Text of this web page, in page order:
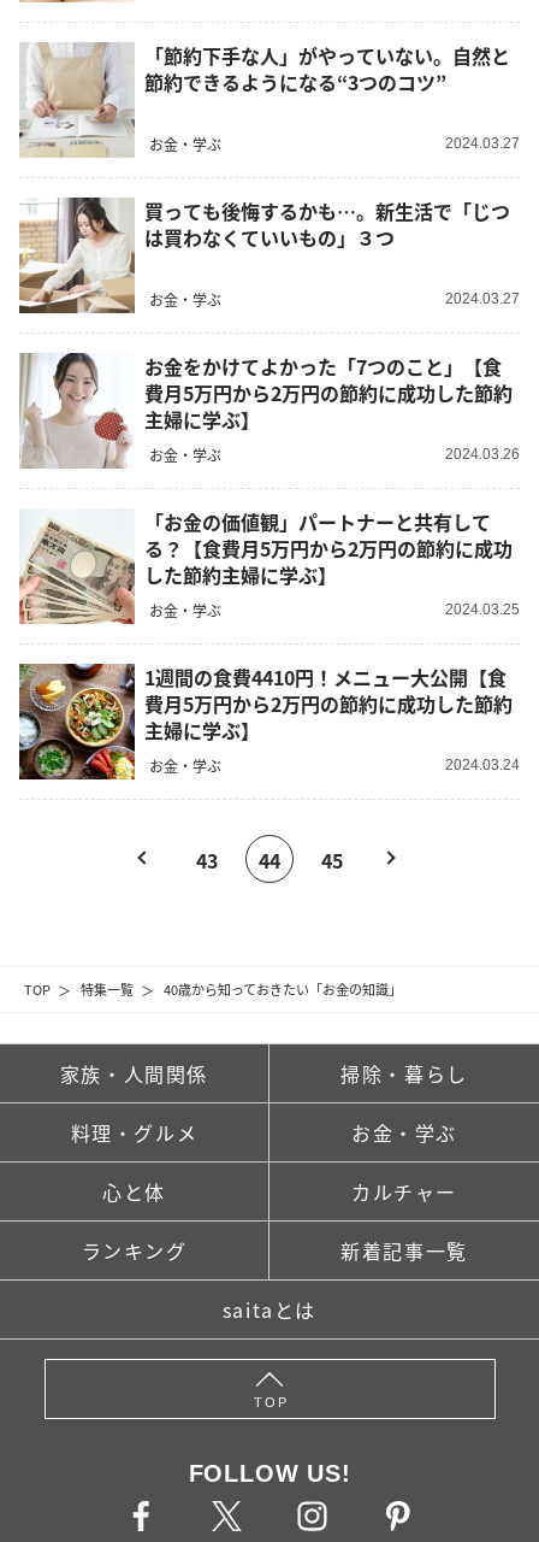
TOP 特集一覧 40歳から知っておきたい「お金の知識」
「節約下手な人」がやっていない。自然と
節約できるようになる“3つのコツ”
お金・学ぶ 2024.03.27
買っても後悔するかも…。新生活で「じつ
は買わなくていいもの」３つ
お金・学ぶ 2024.03.27
お金をかけてよかった「7つのこと」【食
費月5万円から2万円の節約に成功した節約
主婦に学ぶ】
お金・学ぶ 2024.03.26
「お金の価値観」パートナーと共有して
る？【食費月5万円から2万円の節約に成功
した節約主婦に学ぶ】
お金・学ぶ 2024.03.25
1週間の食費4410円！メニュー大公開【食
費月5万円から2万円の節約に成功した節約
主婦に学ぶ】
お金・学ぶ 2024.03.24
43 44 45
家族・人間関係 掃除・暮らし
料理・グルメ お金・学ぶ
心と体 カルチャー
ランキング 新着記事一覧
saitaとは
TOP
FOLLOW US!